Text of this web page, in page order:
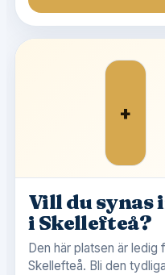
+
Vill du synas
i Skellefteå?
Den här platsen är
Skellefteå. Bli den